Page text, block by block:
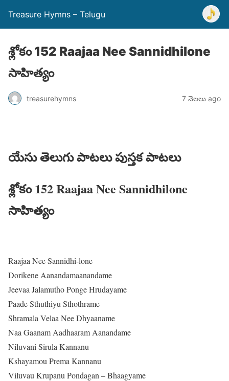
Treasure Hymns – Telugu
శ్లోకం 152 Raajaa Nee Sannidhilone
సాహిత్యం
treasurehymns 7 నెలలు ago
యేసు తెలుగు పాటలు పుస్తక పాటలు
శ్లోకం 152 Raajaa Nee Sannidhilone
సాహిత్యం
Raajaa Nee Sannidhi-lone
Dorikene Aanandamaanandame
Jeevaa Jalamutho Ponge Hrudayame
Paade Sthuthiyu Sthothrame
Shramala Velaa Nee Dhyaaname
Naa Gaanam Aadhaaram Aanandame
Niluvani Sirula Kannanu
Kshayamou Prema Kannanu
Viluvau Krupanu Pondagan – Bhaagyame